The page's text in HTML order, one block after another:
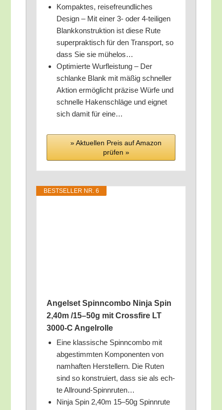
Kom­pak­tes, rei­se­freund­li­ches
Design – Mit einer 3- oder 4‑teiligen
Blank­kon­struk­ti­on ist die­se Rute
super­prak­tisch für den Trans­port, so
dass Sie sie mühelos…
Opti­mier­te Wurf­leis­tung – Der
schlan­ke Blank mit mäßig schnel­ler
Akti­on ermög­licht prä­zi­se Wür­fe und
schnel­le Haken­schlä­ge und eig­net
sich damit für eine…
» Aktu­el­len Preis auf Ama­zon
prü­fen »
BEST­SEL­LER NR. 6
Angel­set Spinn­com­bo Nin­ja Spin
2,40m /​15–50g mit Cross­fi­re LT
3000‑C Angelrolle
Eine klas­si­sche Spinn­com­bo mit
abge­stimm­ten Kom­po­nen­ten von
nam­haf­ten Her­stel­lern. Die Ruten
sind so kon­stru­iert, dass sie als ech­
te Allround-Spinnruten…
Nin­ja Spin 2,40m 15–50g Spinnrute